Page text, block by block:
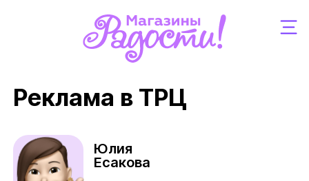
Реклама в ТРЦ
Юлия
Есакова